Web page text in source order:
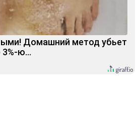
Домашний метод убьет
3%-ю…